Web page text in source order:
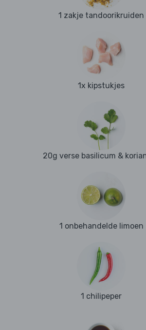
1 zakje tandoorikruiden
1x kipstukjes
20g verse basilicum &
1 onbehandelde limoen
1 chilipeper